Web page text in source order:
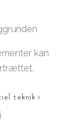
kan
teknik i